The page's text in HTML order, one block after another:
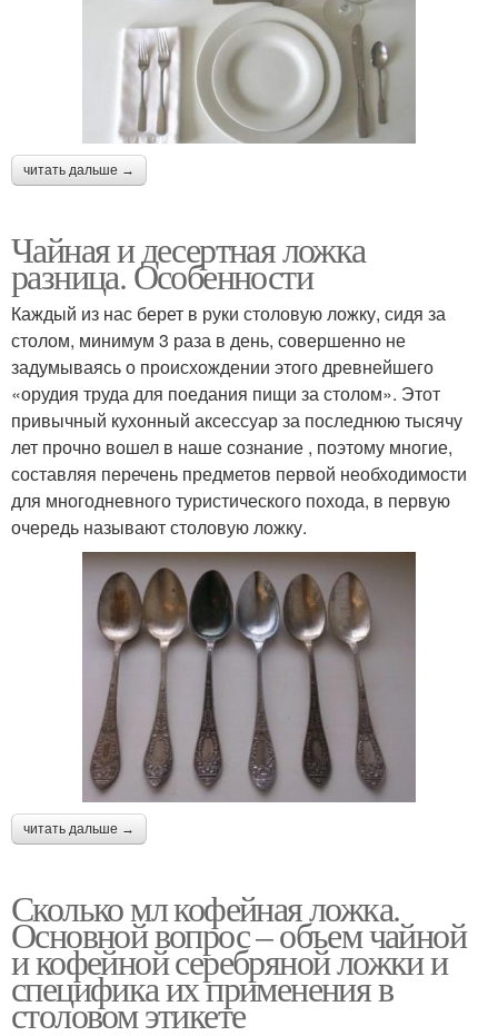
читать дальше →
Чайная и десертная ложка
разница. Особенности
Каждый из нас берет в руки столовую ложку, сидя за
столом, минимум 3 раза в день, совершенно не
задумываясь о происхождении этого древнейшего
«орудия труда для поедания пищи за столом». Этот
привычный кухонный аксессуар за последнюю тысячу
лет прочно вошел в наше сознание , поэтому многие,
составляя перечень предметов первой необходимости
для многодневного туристического похода, в первую
очередь называют столовую ложку.
читать дальше →
Сколько мл кофейная ложка.
Основной вопрос – объем чайной
и кофейной серебряной ложки и
специфика их применения в
столовом этикете